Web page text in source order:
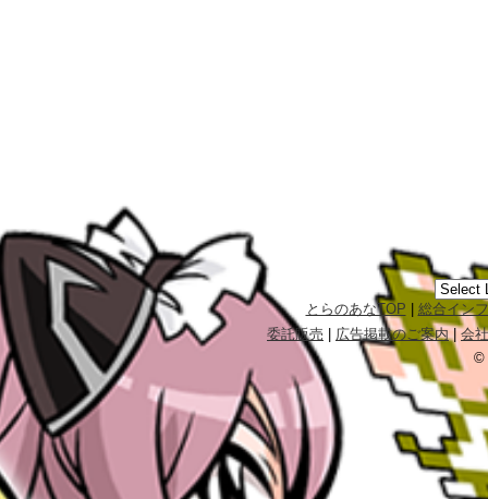
とらのあなTOP
総合イン
委託販売
広告掲載のご案内|会
©